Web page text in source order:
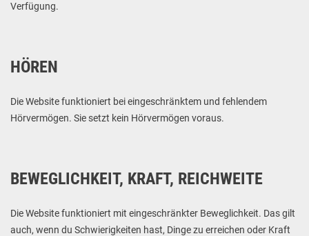
Verfügung.
HÖREN
Die Website funktioniert bei eingeschränktem und fehlendem
Hörvermögen. Sie setzt kein Hörvermögen voraus.
BEWEGLICHKEIT, KRAFT, REICHWEITE
Die Website funktioniert mit eingeschränkter Beweglichkeit. Das gilt
auch, wenn du Schwierigkeiten hast, Dinge zu erreichen oder Kraft